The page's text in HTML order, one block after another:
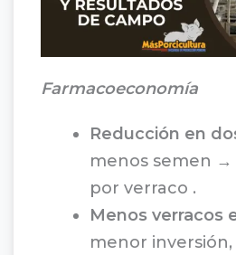
Farmacoeconomía
Reducción en
menos semen →
por verraco .
Menos verracos
menor inversión,